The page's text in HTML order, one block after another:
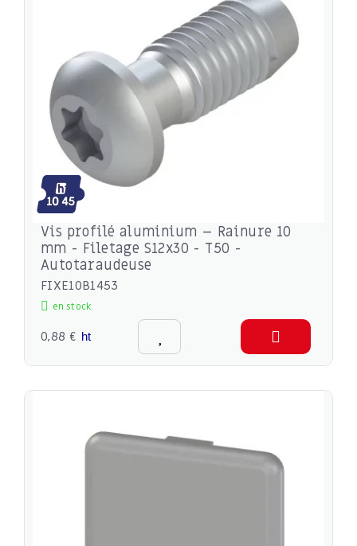
Vis profilé aluminium – Rainure 10
mm - Filetage S12x30 - T50 -
Autotaraudeuse
FIXE10B1453
en stock
0,88 € ht